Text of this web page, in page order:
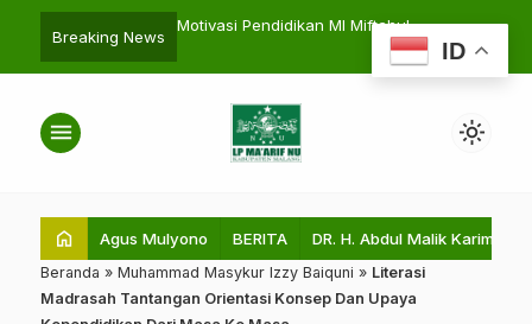
Breaking News
Tanaman Obat
Pelabelan Edukatif
Motivasi Pendidikan MI Miftahul
Wisuda
Ngajum
Menjadi
menu light_mode
home Agus Mulyono BERITA DR. H. Abdul Malik Karim
Beranda » Muhammad Masykur Izzy Baiquni » Literasi
Madrasah Tantangan Orientasi Konsep Dan Upaya
ID